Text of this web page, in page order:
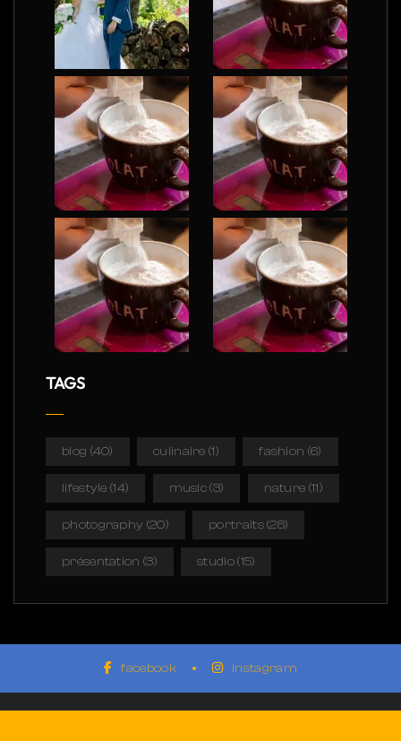
TAGS
blog (40) culinaire (1) fashion (6)
lifestyle (14) music(3) nature (11)
photography (20) portraits(28)
présentation (3) studio(15)
facebook instagram